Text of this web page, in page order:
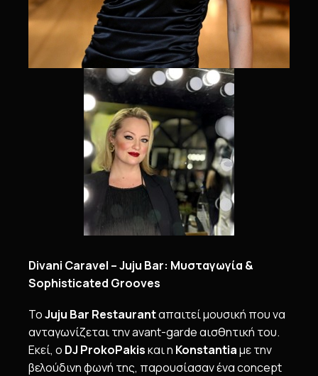
Divani Caravel – Juju Bar: Μυσταγωγία &
Sophisticated Grooves
ΤοJuju Bar Restaurantαπαιτεί μουσική που να
ανταγωνίζεται την avant-garde αισθητική του.
Εκεί, ο DJ ProkoPakisκαι η Konstantiaμε την
βελούδινη φωνή της, παρουσίασαν ένα concept